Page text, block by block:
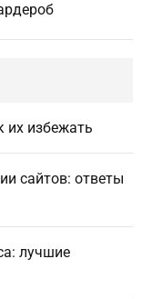
их избежать
сайтов: ответы
лучшие